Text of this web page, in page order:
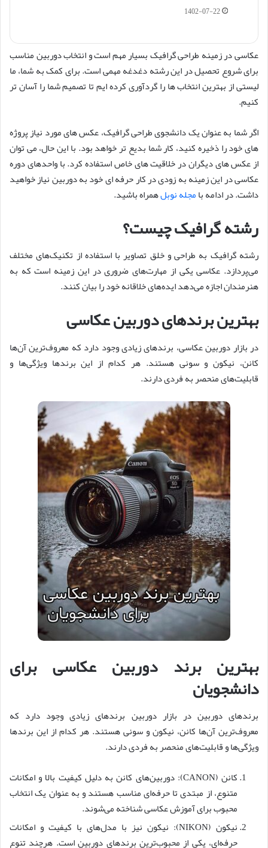
1402-07-22
عکاسی در زمینه طراحی گرافیک بسیار مهم است و انتخاب دوربین مناسب
برای شروع تحصیل در این رشته دغدغه مهمی است. برای کمک به شما، ما
لیستی از بهترین انتخاب ها را گردآوری کرده ایم تا تصمیم شما را آسان تر
کنیم.
اگر شما به عنوان یک دانشجوی طراحی گرافیک، عکس های مورد نیاز پروژه
های خود را ذخیره کنید، کار شما بدیع تر خواهد بود. با این حال، می توان
از عکس های دیگران در خلاقیت های خاص استفاده کرد. با واحدهای دوره
عکاسی در این زمینه به زودی در کار حرفه ای خود به دوربین نیاز خواهید
داشت. در ادامه بامجله نوبلهمراه باشید.
رشته گرافیک چیست؟
رشته گرافیک به طراحی و خلق تصاویر با استفاده از تکنیک‌های مختلف
می‌پردازد. عکاسی یکی از مهارت‌های ضروری در این زمینه است که به
هنرمندان اجازه می‌دهد ایده‌های خلاقانه خود را بیان کنند.
بهترین برندهای دوربین عکاسی
در بازار دوربین عکاسی، برندهای زیادی وجود دارد که معروف‌ترین آن‌ها
کانن، نیکون و سونی هستند. هر کدام از این برندها ویژگی‌ها و
قابلیت‌های منحصر به فردی دارند.
بهترین برند دوربین عکاسی برای
دانشجویان
برندهای دوربین در بازار دوربین برندهای زیادی وجود دارد که
معروف‌ترین آن‌ها کانن، نیکون و سونی هستند. هر کدام از این برندها
ویژگی‌ها و قابلیت‌های منحصر به فردی دارند.
کانن (CANON): دوربین‌های کانن به دلیل کیفیت بالا و امکانات
متنوع، از مبتدی تا حرفه‌ای مناسب هستند و به عنوان یک انتخاب
محبوب برای آموزش عکاسی شناخته می‌شوند.
نیکون (NIKON): نیکون نیز با مدل‌های با کیفیت و امکانات
حرفه‌ای، یکی از محبوب‌ترین برندهای دوربین است. هرچند تنوع